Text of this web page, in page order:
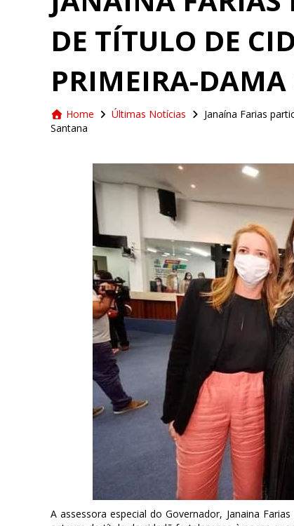
DE TÍTULO DE
PRIMEIRA-
Home Últimas Notícias
Janaína Farias
Santana
A assessora especial do Governador, Janaina